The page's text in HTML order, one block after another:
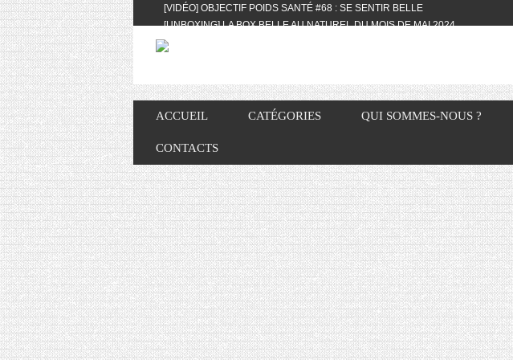
[VIDÉO] OBJECTIF POIDS SANTÉ #68 : SE SENTIR BELLE
[UNBOXING] LA BOX BELLE AU NATUREL DU MOIS DE MAI 2024
[VIDÉO] UNBOXING : LES MY LITTLE & BIOTYFULL BOX DU MOIS DE MAI 2024
[VIDÉO] QUITOQUE #10 : MEAL PREP & CONVIVIALITÉ
[VIDÉO] UNBOXING : LES MY LITTLE & BIOTYFULL BOX DU MOIS D’AVRIL
[VIDÉO] OBJECTIF POIDS SANTÉ #67 : L’AVIS DES AUTRES, CE N’EST QUE LA
[VIDÉO] UNBOXING : LES MY LITTLE & BIOTYFULL BOX DES MOIS DE
FÉVRIER ET MARS 2024 FEAT. AKILA
[VIDÉO] LA SÉLECTION DU MOIS #JANVIER2024
[VIDÉO] HELLOFRESH #34 : IDÉES RECETTES RISOTTO
ACCUEIL CATÉGORIES QUI SOMMES-NOUS ?
CONTACTS